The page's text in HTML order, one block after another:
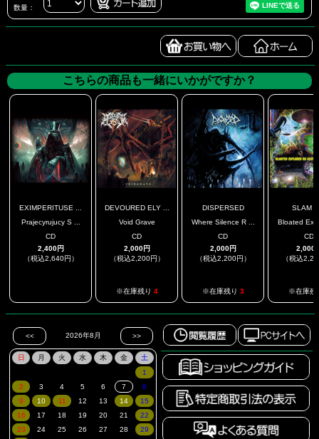
数量：
こちらの商品も一緒にいかがですか？
EXIMPERITUSE ...
Prajecyrujucy S ...
CD
2,400円
（税込2,640円）
DEVOURED ELY ...
Void Grave
CD
2,000円
（税込2,200円）
※在庫残り 4
DISPERSED
Where Silence R ...
CD
2,000円
（税込2,200円）
※在庫残り 3
SLAM
Bloated
CD
2,000
（税込
※在庫残